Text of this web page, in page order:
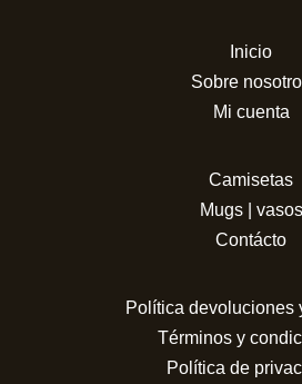
Inicio
Sobre
Mi cuenta
Camisetas
Mugs | vasos
Contácto
Política devoluciones
Términos y
Política de